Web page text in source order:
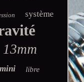
système
13mm
mini libre